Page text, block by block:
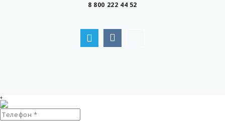
8 800 222 44 52
+